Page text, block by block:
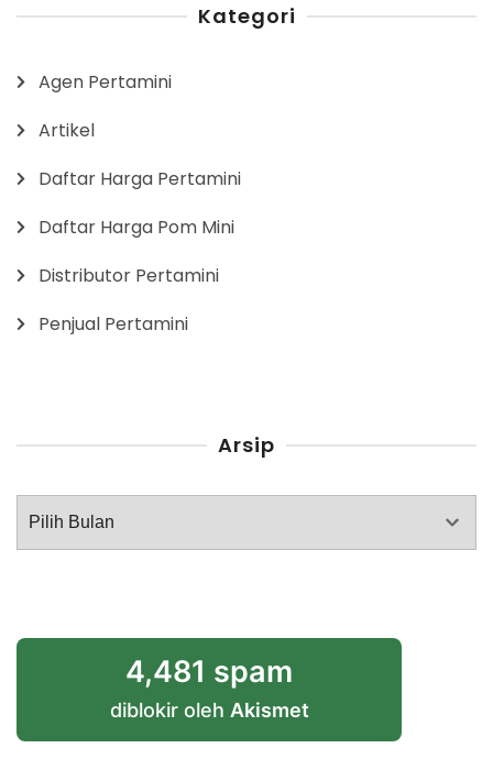
Kategori
Agen Pertamini
Artikel
Daftar Harga Pertamini
Daftar Harga Pom Mini
Distributor Pertamini
Penjual Pertamini
Arsip
Arsip
4,481 spam
diblokir oleh Akismet